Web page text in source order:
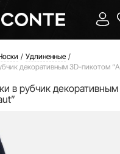
Удлиненные
декоративным 3D-пикотом
в рубчик